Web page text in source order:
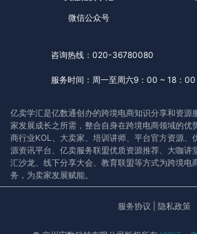
微信公众号
咨询热线：020-36780080
服务时间：周一至周六9：00 ~ 18：00
亿卖学汇是亿数通创办的跨境电商知识分享和资源
家发展成长之所需，整合自身在跨境电商领域的优
商行业KOL、大卖家、培训讲师、平台官方资源、
源资讯平台、亿卖服务联盟优质资源推荐、大咖讲
汇沙龙、线下分享大会、教育联盟等方式为跨境电
务，为卖家发展赋能。
服务协议 隐私政策